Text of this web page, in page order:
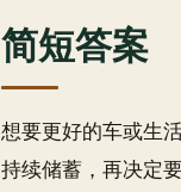
简短答案
想要更好的车或生
持续储蓄，再决定